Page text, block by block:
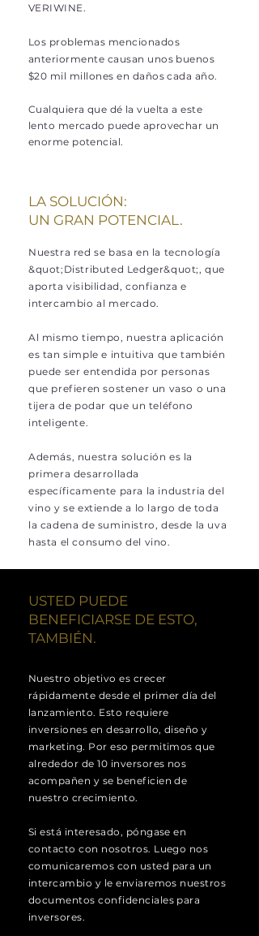
VERIWINE.
Los problemas mencionados
anteriormente causan unos buenos
$20 mil millones en daños cada año.
Cualquiera que dé la vuelta a este
lento mercado puede aprovechar un
enorme potencial.
LA SOLUCIÓN:
UN GRAN POTENCIAL.
Nuestra red se basa en la tecnología
&quot;Distributed Ledger&quot;, que
aporta visibilidad, confianza e
intercambio al mercado.
Al mismo tiempo, nuestra aplicación
es tan simple e intuitiva que también
puede ser entendida por personas
que prefieren sostener un vaso o una
tijera de podar que un teléfono
inteligente.
Además, nuestra solución es la
primera desarrollada
específicamente para la industria del
vino y se extiende a lo largo de toda
la cadena de suministro, desde la uva
hasta el consumo del vino.
USTED PUEDE
BENEFICIARSE DE ESTO,
TAMBIÉN.
Nuestro objetivo es crecer
rápidamente desde el primer día del
lanzamiento. Esto requiere
inversiones en desarrollo, diseño y
marketing. Por eso permitimos que
alrededor de 10 inversores nos
acompañen y se beneficien de
nuestro crecimiento.
Si está interesado, póngase en
contacto con nosotros. Luego nos
comunicaremos con usted para un
intercambio y le enviaremos nuestros
documentos confidenciales para
inversores.